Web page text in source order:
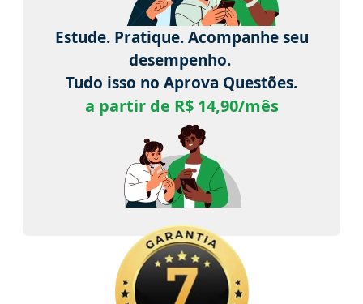
Estude. Pratique. Acompanhe seu
desempenho.
Tudo isso no Aprova Questões.
a partir de R$ 14,90/mês